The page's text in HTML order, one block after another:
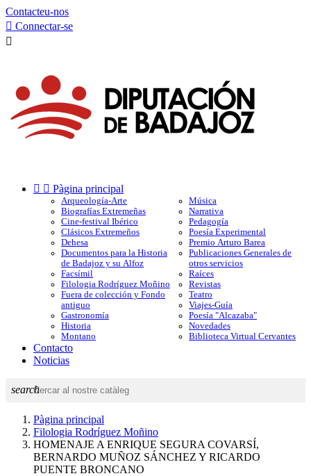
Contacteu-nos
 Connectar-se

  Pàgina principal
Arqueología-Arte
Biografías Extremeñas
Cine-festival Ibérico
Clásicos Extremeños
Dehesa
Documentos para la Historia
de Badajoz y su Alfoz
Facsímil
Filologia Rodríguez Moñino
Fuera de colección y Fondo
antiguo
Gastronomía
Historia
Montano
Música
Narrativa
Pedagogía
Poesía Experimental
Premio Arturo Barea
Publicaciones Generales de
otros servicios
Raíces
Revistas
Teatro
Viajes-Guía
Poesía "Alcazaba"
Novedades
Biblioteca Virtual Cervantes
Contacto
Noticias
search
Pàgina principal
Filologia Rodríguez Moñino
HOMENAJE A ENRIQUE SEGURA COVARSÍ,
BERNARDO MUÑOZ SÁNCHEZ Y RICARDO
PUENTE BRONCANO